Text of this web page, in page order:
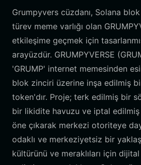
Grumpyvers cüzdanı, Solana
türev meme varlığı olan
etkileşime geçmek için
arayüzdür. GRUMPYVERSE
'GRUMP' internet memesinden
blok zinciri üzerine inşa edilmiş
token'dır. Proje; terk edilmiş bir
bir likidite havuzu ve iptal edilmiş
öne çıkarak merkezi otoriteye
odaklı ve merkeziyetsiz bir
kültürünü ve meraklıları için